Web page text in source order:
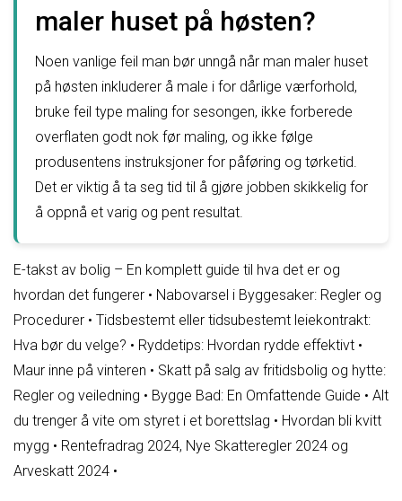
maler huset på høsten?
Noen vanlige feil man bør unngå når man maler huset
på høsten inkluderer å male i for dårlige værforhold,
bruke feil type maling for sesongen, ikke forberede
overflaten godt nok før maling, og ikke følge
produsentens instruksjoner for påføring og tørketid.
Det er viktig å ta seg tid til å gjøre jobben skikkelig for
å oppnå et varig og pent resultat.
E-takst av bolig – En komplett guide til hva det er og
hvordan det fungerer • Nabovarsel i Byggesaker: Regler og
Procedurer • Tidsbestemt eller tidsubestemt leiekontrakt:
Hva bør du velge? • Ryddetips: Hvordan rydde effektivt •
Maur inne på vinteren • Skatt på salg av fritidsbolig og hytte:
Regler og veiledning • Bygge Bad: En Omfattende Guide • Alt
du trenger å vite om styret i et borettslag • Hvordan bli kvitt
mygg • Rentefradrag 2024, Nye Skatteregler 2024 og
Arveskatt 2024 •